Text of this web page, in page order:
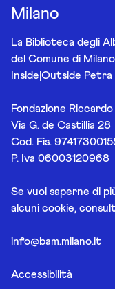
Milano
La Biblioteca degli
del Comune di
Inside|Outside Petra
Fondazione
Via G. de Castillia 28
Cod. Fis.
P. Iva 06003120968
Se vuoi saperne di
alcuni cookie,
info@bam.milano.it
Accessibilità